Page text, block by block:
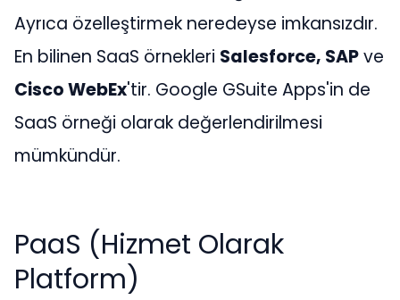
Ayrıca özelleştirmek neredeyse imkansızdır.
En bilinen SaaS örnekleri Salesforce, SAPve
Cisco WebEx'tir. Google GSuite Apps'in de
SaaS örneği olarak değerlendirilmesi
mümkündür.
PaaS (Hizmet Olarak
Platform)